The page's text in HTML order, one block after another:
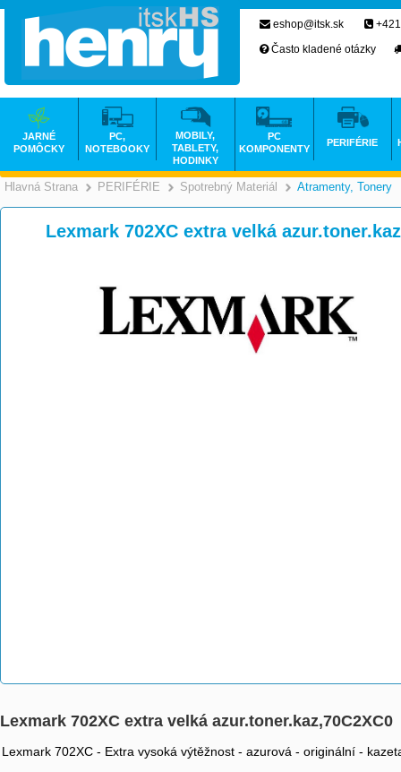
Hlavná Strana >
PERIFÉRIE >
Spotrebný Materiál >
Atramenty, Tonery
Lexmark 702XC extra velká
Lexmark 702XC extra velká azur.toner.kaz,70C2XC0
Lexmark 702XC - Extra vysoká výtěžnost - azurová - originální -
eshop@itsk.sk
Často kladené otázky
JARNÉ
POMÔCKY
PC,
NOTEBOOKY
MOBILY,
TABLETY,
HODINKY
PC
KOMPONENTY
PERIFÉRIE